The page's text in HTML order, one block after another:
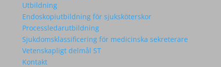
Utbildning
Endoskopiutbildning för sjuksköterskor
Processledarutbildning
Sjukdomsklassificering för medicinska sekreterare
Vetenskapligt delmål ST
Kontakt